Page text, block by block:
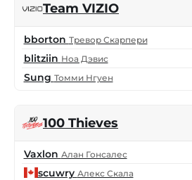
Team VIZIO
bborton Тревор Скарпери
blitziin Ноа Дэвис
Sung Томми Нгуен
100 Thieves
Vaxlon Алан Гонсалес
scuwry Алекс Скала